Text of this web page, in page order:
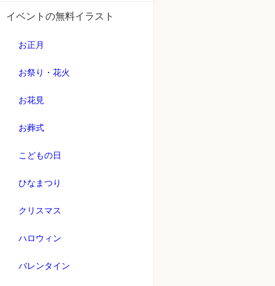
イベントの無料イラスト
お正月
お祭り・花火
お花見
お葬式
こどもの日
ひなまつり
クリスマス
ハロウィン
バレンタイン